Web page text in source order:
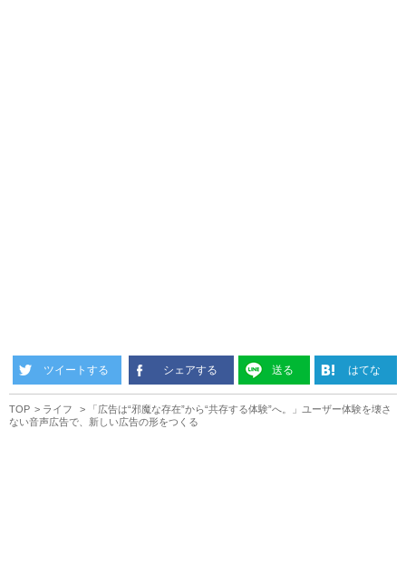
ツイートする シェアする 送る はてな
TOP ライフ
「広告は“邪魔な存在”から“共存する体験”へ。」ユーザー体験を壊さ
ない音声広告で、新しい広告の形をつくる